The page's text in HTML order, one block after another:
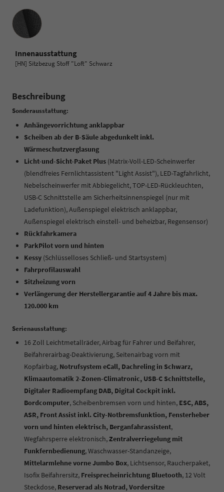
Innenausstattung
Innenausstattung
[HN] Sitzbezug Stoff "Loft" Schwarz
Beschreibung
Sonderausstattung:
Anhängevorrichtung anklappbar
Scheiben ab der B-Säule abgedunkelt inkl.
Wärmeschutzverglasung
Licht-und-Sicht-Paket Plus (Matrix-Voll-LED-Scheinwerfer
(blendfreies Fernlichtassistent "Light Assist"), LED-Tagfahrlicht,
Nebelscheinwerfer mit Abbiegelicht, TOP-LED-Rückleuchten,
USB-C Schnittstelle am Sicherheitsinnenspiegel (nur mit
Ladefunktion), Außenspiegel elektrisch anklappbar,
Außenspiegel elektrisch einstell- und beheizbar, Regensensor)
Rückfahrkamera
ParkPilot vorn und hinten
Kessy (Schlüsselloses Schließ- und Startsystem)
Fahrprofilauswahl
Sitzheizung vorn
Verlängerung der Herstellergarantie auf 4 Jahre bis max.
120.000 km
Serienausstattung:
16 Zoll Leichtmetallräder, Airbag für Fahrer und Beifahrer,
Beifahrerairbag-Deaktivierung, Seitenairbag vorn mit
Kopfairbag, Notrufsystem eCall, Dachreling in Schwarz,
Klimaautomatik 2-Zonen-Climatronic, USB-C Schnittstelle,
Digitaler Radioempfang DAB, Digital Cockpit inkl.
Bordcomputer, Scheibenbremsen vorn und hinten, ESC, ABS,
ASR, Front Assist inkl. City-Notbremsfunktion, Fensterheber
vorn und hinten elektrisch, Berganfahrassistent,
Wegfahrsperre elektronisch,Zentralverriegelung mit
Funkfernbedienung, Waschwasser-Standanzeige,
Mittelarmlehne vorne Jumbo Box, Lichtsensor, Raucherpaket,
Isofix Beifahrersitz, Freisprecheinrichtung Bluetooth, 12 Volt
Steckdose, Reserverad als Notrad, Vordersitze